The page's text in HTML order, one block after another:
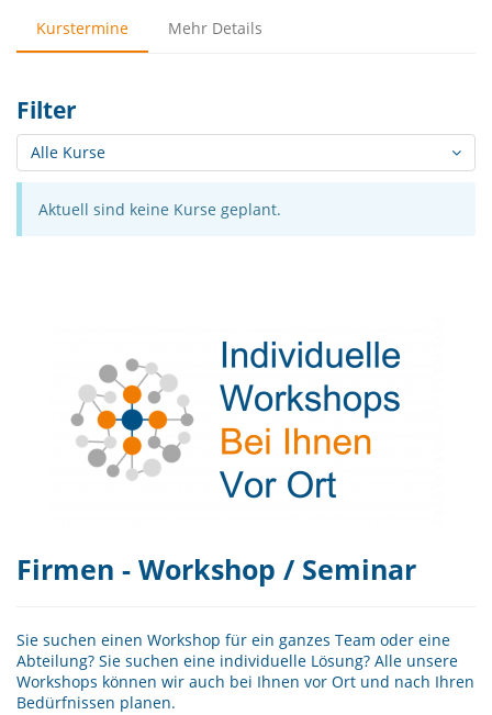
Kurstermine Mehr Details
Filter
Alle Kurse
Aktuell sind keine Kurse geplant.
Firmen - Workshop / Seminar
Sie suchen einen Workshop für ein ganzes Team oder eine
Abteilung? Sie suchen eine individuelle Lösung? Alle unsere
Workshops können wir auch bei Ihnen vor Ort und nach Ihren
Bedürfnissen planen.